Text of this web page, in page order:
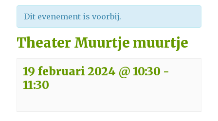
Dit evenement is voorbij.
Theater Muurtje muurtje
19 februari 2024 @ 10:30 -
11:30